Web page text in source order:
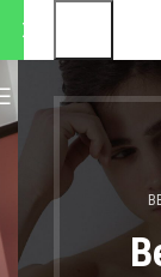
MENU